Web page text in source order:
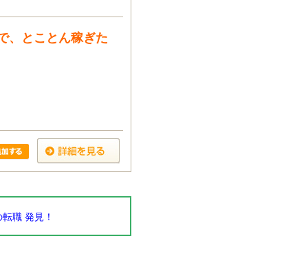
、とことん稼ぎた
職 発見！